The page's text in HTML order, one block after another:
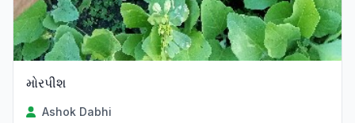
મોરપીશ
Ashok Dabhi